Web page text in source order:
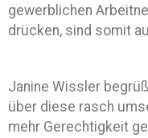
gewerblichen
drücken, sind somit
Janine Wissler
über diese rasch
mehr Gerechtigkeit